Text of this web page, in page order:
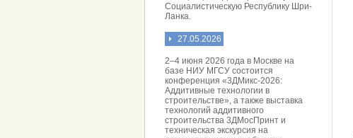
Социалистическую Республику Шри-
Ланка.
27.05.2026
2–4 июня 2026 года в Москве на
базе НИУ МГСУ состоится
конференция «3ДМикс-2026:
Аддитивные технологии в
строительстве», а также выставка
технологий аддитивного
строительства 3ДМосПринт и
техническая экскурсия на